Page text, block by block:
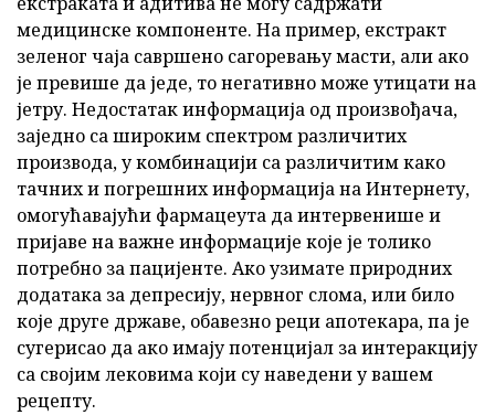
медицинске компоненте. На пример, екстракт
зеленог чаја савршено сагоревању масти, али ако
је превише да једе, то негативно може утицати на
јетру. Недостатак информација од произвођача,
заједно са широким спектром различитих
производа, у комбинацији са различитим како
тачних и погрешних информација на Интернету,
омогућавајући фармацеута да интервенише и
пријаве на важне информације које је толико
потребно за пацијенте. Ако узимате природних
додатака за депресију, нервног слома, или било
које друге државе, обавезно реци апотекара, па је
сугерисао да ако имају потенцијал за интеракцију
са својим лековима који су наведени у вашем
рецепту.